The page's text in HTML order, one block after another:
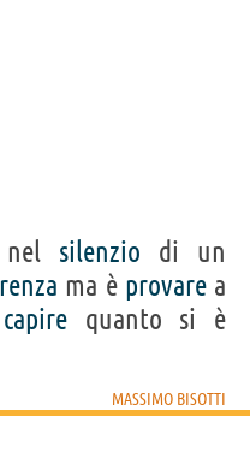
silenzio di un
ma è provarea
capire quanto si è
MASSIMO BISOTTI